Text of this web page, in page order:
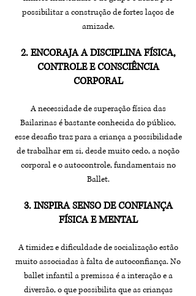
possibilitar a construção de fortes laços de
amizade.
2. ENCORAJA A DISCIPLINA FÍSICA,
CONTROLE E CONSCIÊNCIA
CORPORAL
A necessidade de superação física das
Bailarinas é bastante conhecida do público,
esse desafio traz para a criança a possibilidade
de trabalhar em si, desde muito cedo, a noção
corporal e o autocontrole, fundamentais no
Ballet.
3. INSPIRA SENSO DE CONFIANÇA
FÍSICA E MENTAL
A timidez e dificuldade de socialização estão
muito associadas à falta de autoconfiança. No
ballet infantil a premissa é a interação e a
diversão, o que possibilita que as crianças